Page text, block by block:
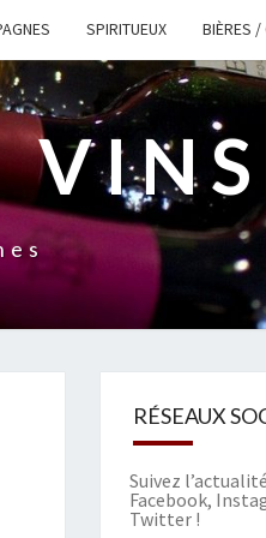
SPIRITUEUX BIÈRES /
VINS
RÉSEAUX
Suivez
Facebook,
Twitter!